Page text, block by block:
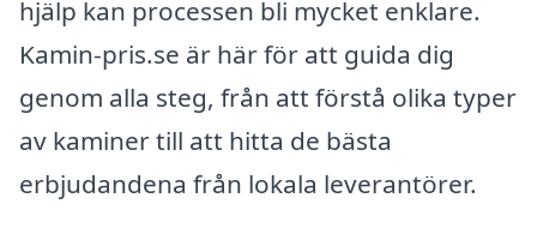
hjälp kan processen bli mycket enklare.
Kamin-pris.se är här för att guida dig
genom alla steg, från att förstå olika typer
av kaminer till att hitta de bästa
erbjudandena från lokala leverantörer.